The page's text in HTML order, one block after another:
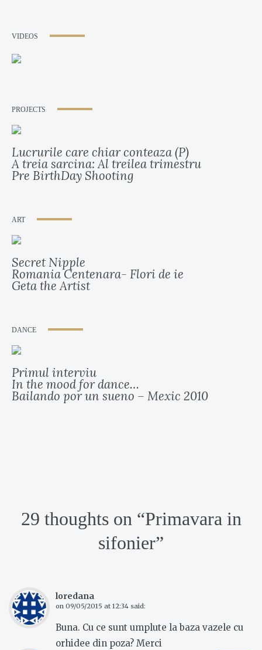
VIDEOS
PROJECTS
Lucrurile care chiar conteaza (P)
A treia sarcina: Al treilea trimestru
Pre BirthDay Shooting
ART
Secret Nipple
Romania Centenara- Flori de ie
Geta the Artist
DANCE
Primul interviu
In the mood for dance…
Bailando por un sueno – Mexic 2010
29 thoughts on “Primavara in
sifonier”
loredana
on 09/05/2015 at 12:34 said:
Buna. Cu ce sunt umplute la baza vazele cu
orhidee din poza? Merci